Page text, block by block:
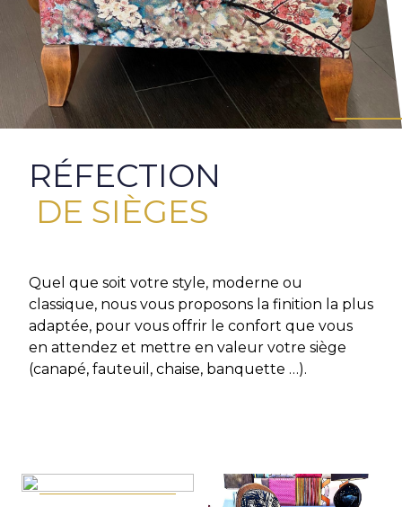
RÉFECTION
DE SIÈGES
Quel que soit votre style, moderne ou
classique, nous vous proposons la finition la plus
adaptée, pour vous offrir le confort que vous
en attendez et mettre en valeur votre siège
(canapé, fauteuil, chaise, banquette …).